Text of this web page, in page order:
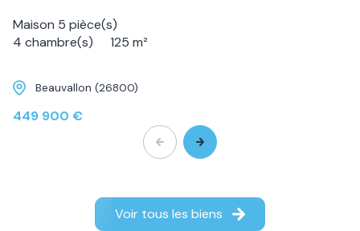
Maison 5 pièce(s)
4 chambre(s)
125 m²
Beauvallon (26800)
449 900 €
Voir tous les biens